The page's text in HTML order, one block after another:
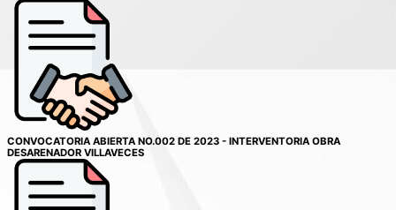
CONVOCATORIA ABIERTA NO.002 DE 2023 - INTERVENTORIA OBRA
DESARENADOR VILLAVECES